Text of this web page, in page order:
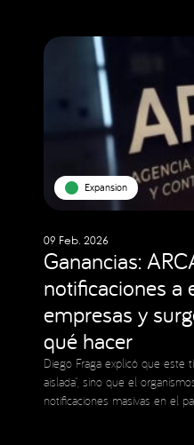
Expansion
09 Feb. 2026
Ganancias:
notificaciones a
empresas y
qué hacer
Diego Fraga explicó que este
aislada”, sino que el
notificaciones masivas en el